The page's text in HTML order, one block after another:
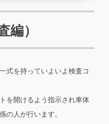
編）
式を持っていよいよ検査コ
を開けるよう指示され車体
の人が行います。